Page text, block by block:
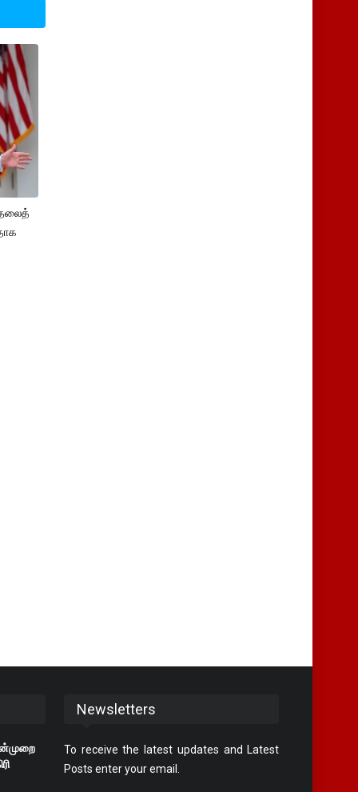
Newsletters
To receive the latest updates and Latest
Posts enter your email.